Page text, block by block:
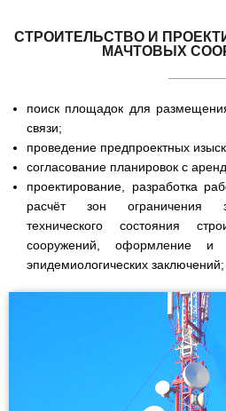
СТРОИТЕЛЬСТВО И
МАЧТОВЫХ
поиск площадок для
связи;
проведение предпроектных
согласование планировок с
проектирование, разработка
расчёт зон ограничения
технического состояния
сооружений, оформление и
эпидемиологических заключений;